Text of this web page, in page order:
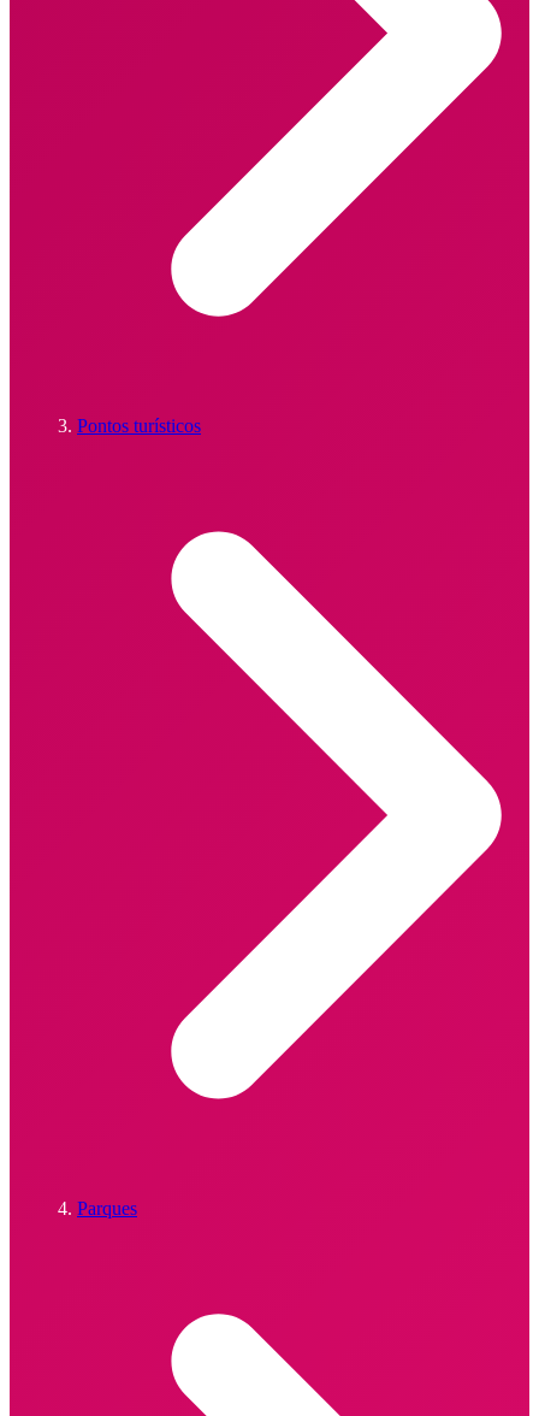
Pontos turísticos
Parques